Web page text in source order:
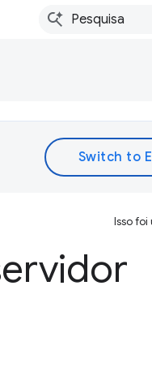
Isso foi